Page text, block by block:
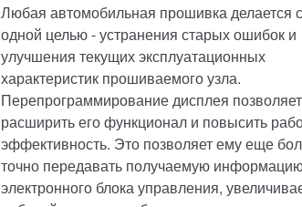
Любая автомобильная прошивка делается с
одной целью - устранения старых ошибок и
улучшения текущих эксплуатационных
характеристик прошиваемого узла.
Перепрограммирование дисплея позволяет
расширить его функционал и повысить
эффективность. Это позволяет ему еще
точно передавать получаемую
электронного блока управления,